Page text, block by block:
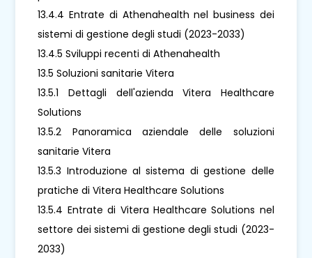
13.4.4 Entrate di Athenahealth nel business dei
sistemi di gestione degli studi (2023-2033)
13.4.5 Sviluppi recenti di Athenahealth
13.5 Soluzioni sanitarie Vitera
13.5.1 Dettagli dell'azienda Vitera Healthcare
Solutions
13.5.2 Panoramica aziendale delle soluzioni
sanitarie Vitera
13.5.3 Introduzione al sistema di gestione delle
pratiche di Vitera Healthcare Solutions
13.5.4 Entrate di Vitera Healthcare Solutions nel
settore dei sistemi di gestione degli studi (2023-
2033)